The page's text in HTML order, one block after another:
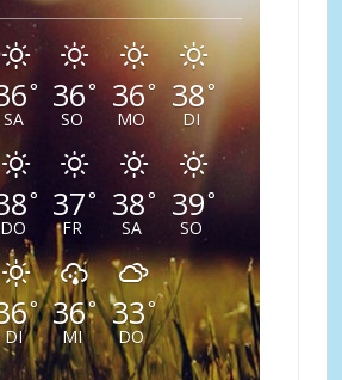
°
SA
36°
SO
36°
MO
38°
DI
°
DO
37°
FR
38°
SA
39°
SO
°
DI
36°
MI
33°
DO